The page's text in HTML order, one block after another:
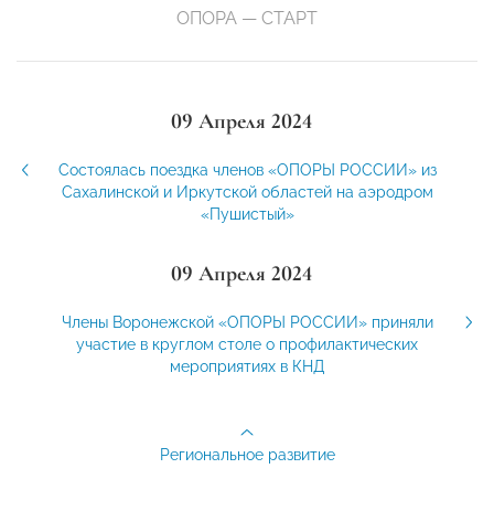
ОПОРА — СТАРТ
09 Апреля 2024
Состоялась поездка членов «ОПОРЫ РОССИИ» из
Сахалинской и Иркутской областей на аэродром
«Пушистый»
09 Апреля 2024
Члены Воронежской «ОПОРЫ РОССИИ» приняли
участие в круглом столе о профилактических
мероприятиях в КНД
Региональное развитие